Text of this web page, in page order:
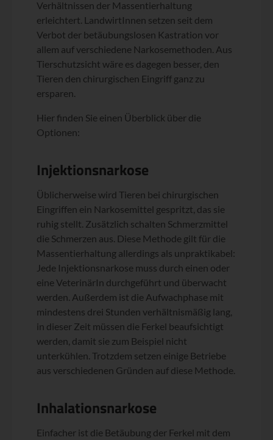
Verhältnissen der Massentierhaltung
erleichtert. LandwirtInnen setzen seit dem
Verbot der betäubungslosen Kastration vor
allem auf verschiedene Narkosemethoden. Aus
Tierschutzsicht wäre es dagegen besser, den
Tieren den chirurgischen Eingriff ganz zu
ersparen.
Hier finden Sie einen Überblick über die
Optionen:
Injektionsnarkose
Üblicherweise wird Tieren bei chirurgischen
Eingriffen ein Narkosemittel gespritzt, das sie
ruhig stellt. Zusätzlich schalten Schmerzmittel
die Schmerzen aus. Diese Methode gilt für die
Massentierhaltung allerdings als unpraktikabel:
Jede Injektionsnarkose muss durch einen oder
eine VeterinärIn durchgeführt und überwacht
werden. Außerdem ist die Aufwachphase mit
mindestens drei Stunden verhältnismäßig lang,
in dieser Zeit müssen die Ferkel beaufsichtigt
werden, damit sie zum Beispiel nicht
unterkühlen. Trotzdem setzen einige Betriebe
aus verschiedenen Gründen auf diese Methode.
Inhalationsnarkose
Einfacher ist die Betäubung der Ferkel mit dem